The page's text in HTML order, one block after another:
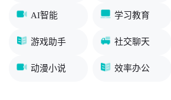
AI智能 学习教育
游戏助手 社交聊天
动漫小说 效率办公